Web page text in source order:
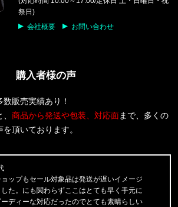
祭日)
会社概要
お問い合わせ
客様ご注文ありがとうございます。
客様ご注文ありがとうございます。
ENERGY REGULAR
客様ご注文ありがとうございます。
カーハートダブルアイピー
お客様ご注文ありがとうございます。
カルバンクライン
BUCKLE-RUBBER
購入者様の声
販売実績あり！
、 商品から発送や包装、対応面まで、多くの
頂いております。
ョップもセール対象品は発送が遅いイメージ
た。にも関わらずここはとても早く手元に
ディーな対応だったのでとても素晴らしい